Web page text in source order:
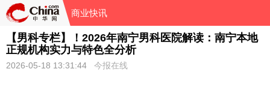
商业快讯
【男科专栏】！2026年南宁男科医院解读：南宁本地
正规机构实力与特色全分析
2026-05-18 13:31:44 今报在线